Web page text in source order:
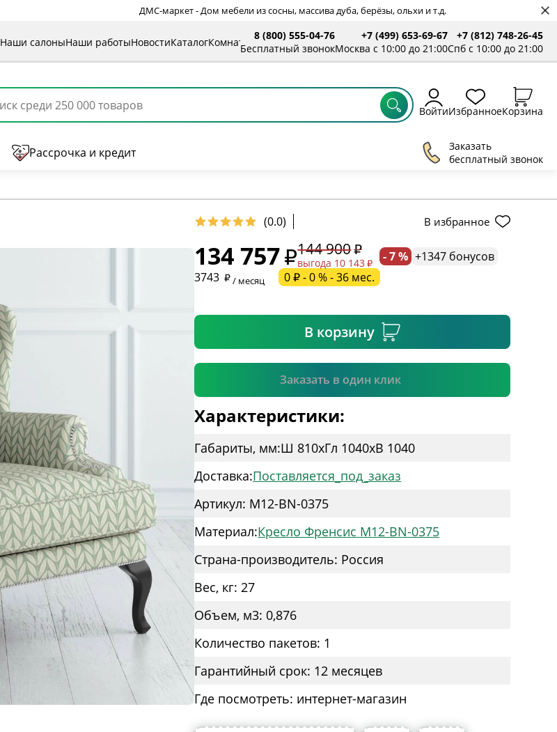
ДМС-маркет - Дом мебели из сосны, массива дуба, берёзы, ольхи и т.д.
Наши салоныНаши работыНовостиКаталогКомнаты
8 (800) 555-04-76
Бесплатный звонок
+7 (499) 653-69-67
Москва с 10:00 до 21:00
+7 (812) 748-26-45
Спб с 10:00 до 21:00
ВойтиИзбранноеКорзина
Рассрочка и кредит
Заказать
бесплатный звонок
(0.0) В избранное
134 757 144 900
выгода 10 143 - 7 % +1347 бонусов
3743
/ месяц 0 ₽ - 0 % - 36 мес.
В корзину
Заказать в один клик
* необязательное поле
Подтвердить
Характеристики:
Габариты, мм:Ш 810xГл 1040xВ 1040
Доставка:Поставляется_под_заказ
Артикул: M12-BN-0375
Материал:Кресло Френсис M12-BN-0375
Страна-производитель: Россия
Вес, кг: 27
Объем, м3: 0,876
Количество пакетов: 1
Гарантийный срок: 12 месяцев
Где посмотреть: интернет-магазин